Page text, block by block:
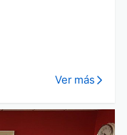
Ver más